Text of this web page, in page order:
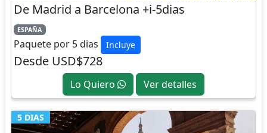
De Madrid a Barcelona +i-5dias
ESPAÑA
Paquete por 5 dias Incluye
Desde USD$728
Lo Quiero Ver detalles
5 DIAS